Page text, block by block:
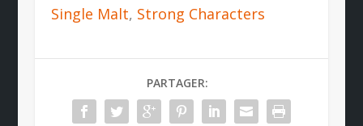
Single Malt, Strong Characters
PARTAGER: